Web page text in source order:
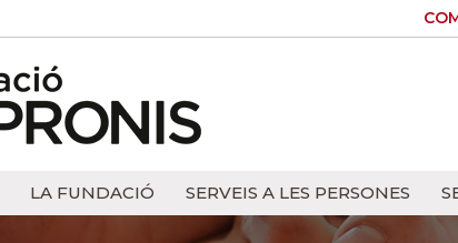
LA FUNDACIÓ SERVEIS A LES PERSONES